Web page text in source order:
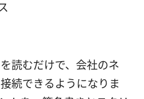
読むだけで、会社のネ
続できるようになりま